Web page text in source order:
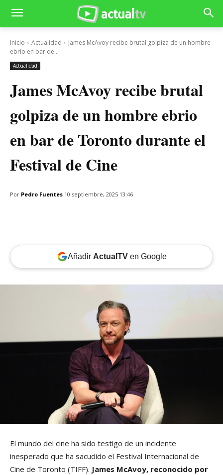
Inicio Actualidad
James McAvoy recibe brutal golpiza de un hombre
ebrio en bar de...
Actualidad
James McAvoy recibe brutal
golpiza de un hombre ebrio
en bar de Toronto durante el
Festival de Cine
Por Pedro Fuentes 10 septiembre, 2025 13:46
Añadir ActualTVen Google
El mundo del cine ha sido testigo de un incidente
inesperado que ha sacudido el Festival Internacional de
Cine de Toronto (TIFF). James McAvoy, reconocido por